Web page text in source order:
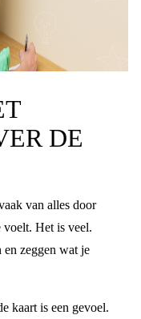
DE
van alles door
voelt. Het is veel.
zeggen wat je
kaart is een gevoel.